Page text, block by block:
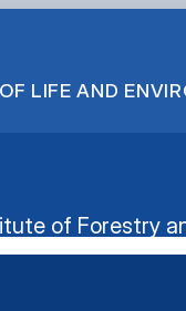
LIFE AND
of Forestry